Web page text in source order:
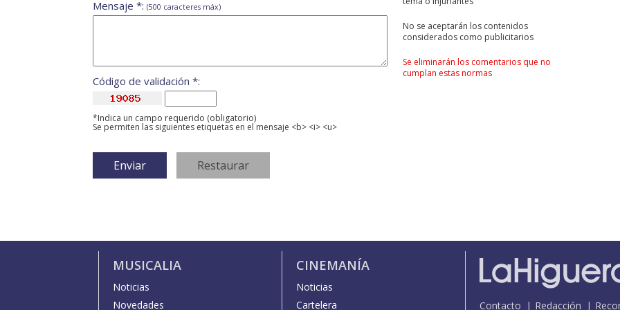
No se aceptarán los contenidos
considerados como publicitarios
Se eliminarán los comentarios que no
cumplan estas normas
Mensaje *: (500 caracteres máx)
Código de validación *:
*Indica un campo requerido (obligatorio)
Se permiten las siguientes etiquetas en el mensaje <b> <i> <u>
MUSICALIA
Noticias
Novedades
CINEMANÍA
Noticias
Cartelera
Contacto Redacción